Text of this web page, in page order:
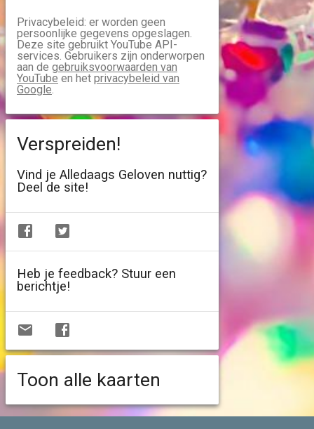
Privacybeleid: er worden geen
persoonlijke gegevens opgeslagen.
Deze site gebruikt YouTube API-
services. Gebruikers zijn onderworpen
aan de gebruiksvoorwaarden van
YouTube en het privacybeleid van
Google.
Verspreiden!
Vind je Alledaags Geloven nuttig?
Deel de site!
Heb je feedback? Stuur een
berichtje!
Toon alle kaarten